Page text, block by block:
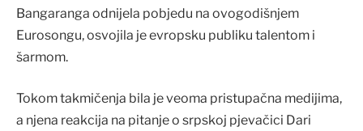
Bangaranga odnijela pobjedu na ovogodišnjem
Eurosongu, osvojila je evropsku publiku talentom i
šarmom.
Tokom takmičenja bila je veoma pristupačna medijima,
a njena reakcija na pitanje o srpskoj pjevačici Dari